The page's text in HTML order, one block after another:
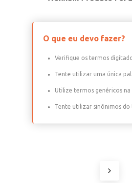
O que eu devo fazer?
Verifique os termos
Tente utilizar uma única
Utilize termos genéricos na
Tente utilizar sinônimos do